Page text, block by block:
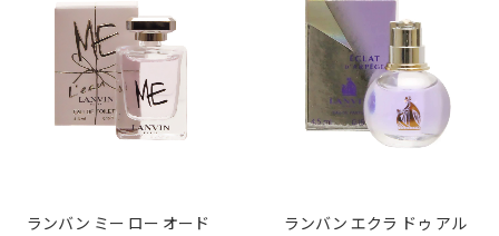
ランバン ミー ロー オード
ランバン エクラ ドゥ アル